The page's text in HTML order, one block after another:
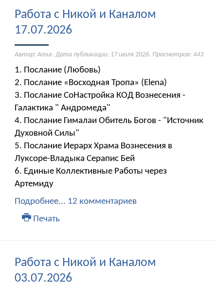
Работа с Никой и Каналом
17.07.2026
Автор: Amur. Дата публикации: 17 июля 2026. Просмотров: 443
1. Послание (Любовь)
2. Послание «Восходная Тропа» (Elena)
3. Послание СоНастройка КОД Вознесения -
Галактика " Андромеда"
4. Послание Гималаи Обитель Богов - "Источник
Духовной Силы"
5. Послание Иерарх Храма Вознесения в
Луксоре-Владыка Серапис Бей
6. Единые Коллективные Работы через
Артемиду
Подробнее... 12 комментариев
Печать
Работа с Никой и Каналом
03.07.2026